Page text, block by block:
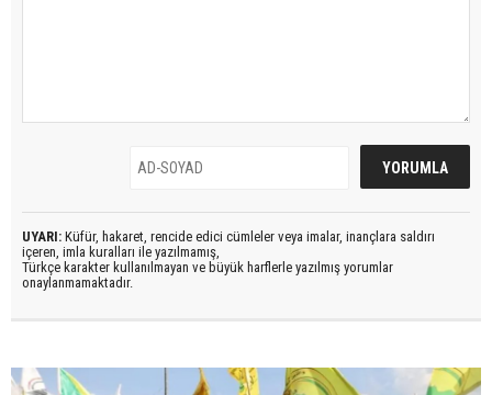
UYARI: Küfür, hakaret, rencide edici cümleler veya imalar, inançlara saldırı
içeren, imla kuralları ile yazılmamış,
Türkçe karakter kullanılmayan ve büyük harflerle yazılmış yorumlar
onaylanmamaktadır.